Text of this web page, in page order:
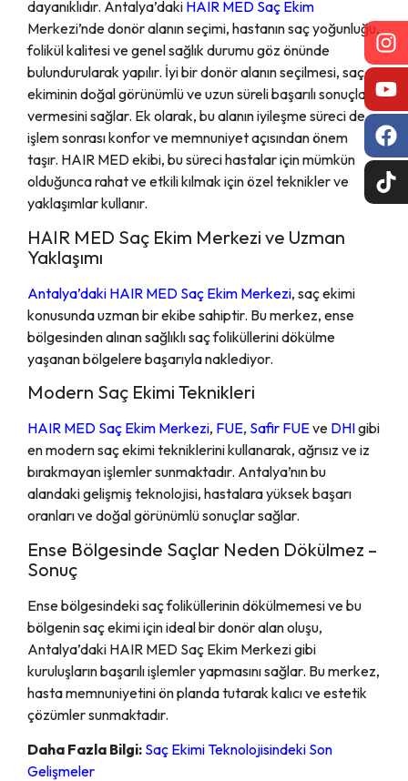
dayanıklıdır. Antalya’daki HAIR MED Saç Ekim
Merkezi’nde donör alanın seçimi, hastanın saç yoğunluğu,
folikül kalitesi ve genel sağlık durumu göz önünde
bulundurularak yapılır. İyi bir donör alanın seçilmesi, saç
ekiminin doğal görünümlü ve uzun süreli başarılı sonuçlar
vermesini sağlar. Ek olarak, bu alanın iyileşme süreci de,
işlem sonrası konfor ve memnuniyet açısından önem
taşır. HAIR MED ekibi, bu süreci hastalar için mümkün
olduğunca rahat ve etkili kılmak için özel teknikler ve
yaklaşımlar kullanır.
HAIR MED Saç Ekim Merkezi ve Uzman
Yaklaşımı
Antalya’daki HAIR MED Saç Ekim Merkezi, saç ekimi
konusunda uzman bir ekibe sahiptir. Bu merkez, ense
bölgesinden alınan sağlıklı saç foliküllerini dökülme
yaşanan bölgelere başarıyla naklediyor.
Modern Saç Ekimi Teknikleri
HAIR MED Saç Ekim Merkezi, FUE, Safir FUEve DHIgibi
en modern saç ekimi tekniklerini kullanarak, ağrısız ve iz
bırakmayan işlemler sunmaktadır. Antalya’nın bu
alandaki gelişmiş teknolojisi, hastalara yüksek başarı
oranları ve doğal görünümlü sonuçlar sağlar.
Ense Bölgesinde Saçlar Neden Dökülmez –
Sonuç
Ense bölgesindeki saç foliküllerinin dökülmemesi ve bu
bölgenin saç ekimi için ideal bir donör alan oluşu,
Antalya’daki HAIR MED Saç Ekim Merkezi gibi
kuruluşların başarılı işlemler yapmasını sağlar. Bu merkez,
hasta memnuniyetini ön planda tutarak kalıcı ve estetik
çözümler sunmaktadır.
Daha Fazla Bilgi: Saç Ekimi Teknolojisindeki Son
Gelişmeler